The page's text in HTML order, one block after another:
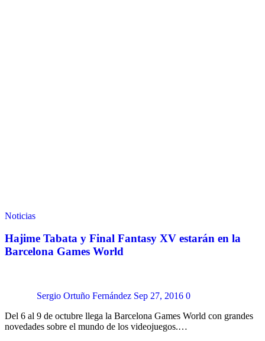
Noticias
Hajime Tabata y Final Fantasy XV estarán en la
Barcelona Games World
Sergio Ortuño Fernández Sep 27, 2016 0
Del 6 al 9 de octubre llega la Barcelona Games World con grandes
novedades sobre el mundo de los videojuegos.…